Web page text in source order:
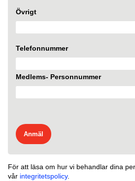
Övrigt
Telefonnummer
Medlems- Personnummer
För att läsa om hur vi behandlar dina
vår integritetspolicy.